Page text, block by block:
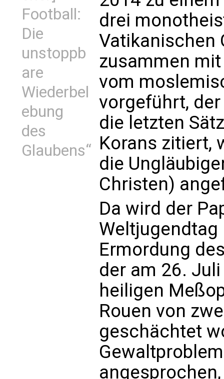
Football:
Die
unstoppb
are
Wiederbel
ebung
des
Glaubens“
drei
Vatikanischen
zusammen
vom
vorgeführt,
die letzten
Korans zitiert,
die
Christen)
Da wird der
Weltjugendtag
Ermordung
der am 26.
heiligen
Rouen von
geschächtet